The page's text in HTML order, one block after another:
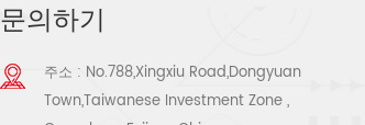
문의하기
주소 : No.788,Xingxiu Road,Dongyuan
Town,Taiwanese Investment Zone ,